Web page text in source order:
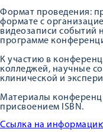
Формат проведения:
формате с
видеозаписи событий
программе
К участию в
колледжей, научные
клинической и
Материалы
присвоением ISBN.
Ссылка на